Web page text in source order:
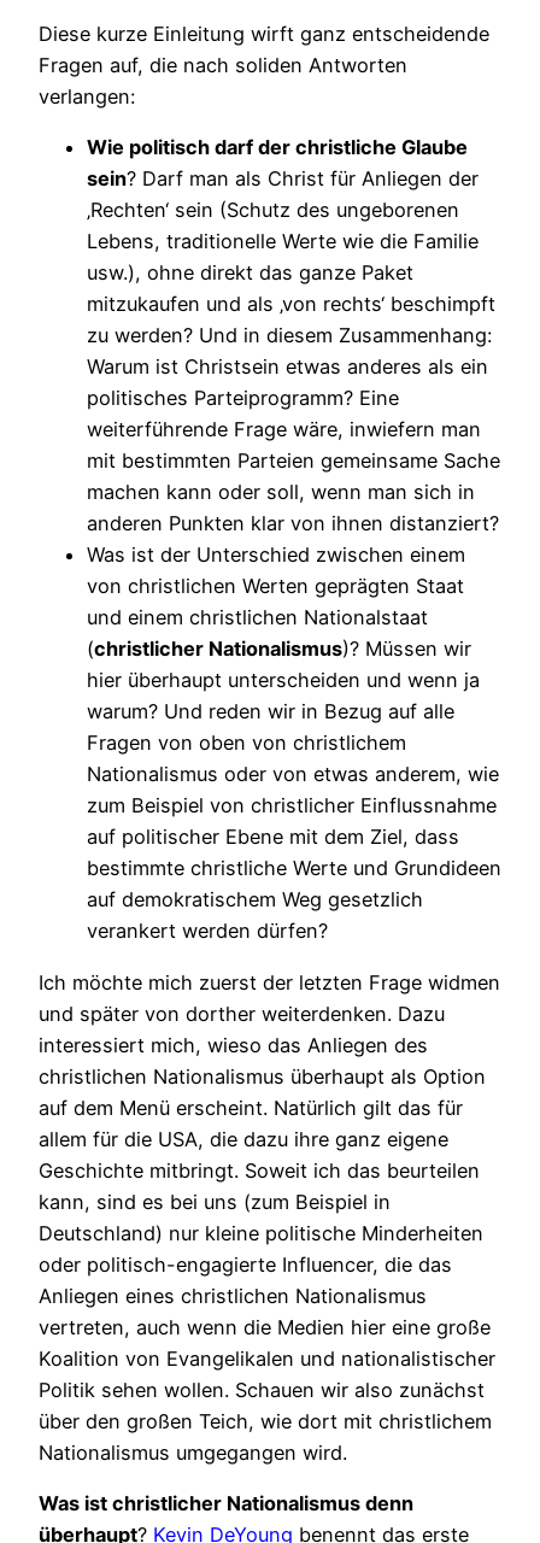
Diese kurze Einleitung wirft ganz entscheidende
Fragen auf, die nach soliden Antworten
verlangen:
Wie politisch darf der christliche Glaube
sein? Darf man als Christ für Anliegen der
‚Rechten‘ sein (Schutz des ungeborenen
Lebens, traditionelle Werte wie die Familie
usw.), ohne direkt das ganze Paket
mitzukaufen und als ‚von rechts‘ beschimpft
zu werden? Und in diesem Zusammenhang:
Warum ist Christsein etwas anderes als ein
politisches Parteiprogramm? Eine
weiterführende Frage wäre, inwiefern man
mit bestimmten Parteien gemeinsame Sache
machen kann oder soll, wenn man sich in
anderen Punkten klar von ihnen distanziert?
Was ist der Unterschied zwischen einem
von christlichen Werten geprägten Staat
und einem christlichen Nationalstaat
(christlicher Nationalismus)? Müssen wir
hier überhaupt unterscheiden und wenn ja
warum? Und reden wir in Bezug auf alle
Fragen von oben von christlichem
Nationalismus oder von etwas anderem, wie
zum Beispiel von christlicher Einflussnahme
auf politischer Ebene mit dem Ziel, dass
bestimmte christliche Werte und Grundideen
auf demokratischem Weg gesetzlich
verankert werden dürfen?
Ich möchte mich zuerst der letzten Frage widmen
und später von dorther weiterdenken. Dazu
interessiert mich, wieso das Anliegen des
christlichen Nationalismus überhaupt als Option
auf dem Menü erscheint. Natürlich gilt das für
allem für die USA, die dazu ihre ganz eigene
Geschichte mitbringt. Soweit ich das beurteilen
kann, sind es bei uns (zum Beispiel in
Deutschland) nur kleine politische Minderheiten
oder politisch-engagierte Influencer, die das
Anliegen eines christlichen Nationalismus
vertreten, auch wenn die Medien hier eine große
Koalition von Evangelikalen und nationalistischer
Politik sehen wollen. Schauen wir also zunächst
über den großen Teich, wie dort mit christlichem
Nationalismus umgegangen wird.
Was ist christlicher Nationalismus denn
überhaupt? Kevin DeYoung benennt das erste